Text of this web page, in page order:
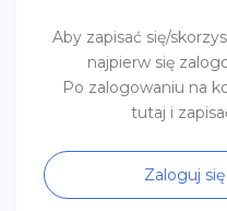
Aby zapisać się/
najpierw się
Po zalogowaniu na
tutaj i
Zaloguj